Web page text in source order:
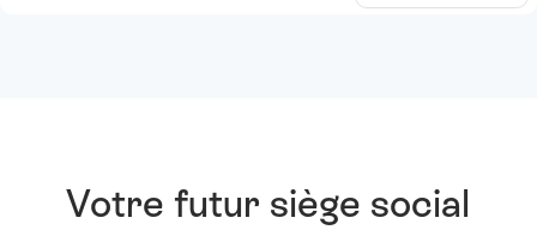
Votre futur siège social